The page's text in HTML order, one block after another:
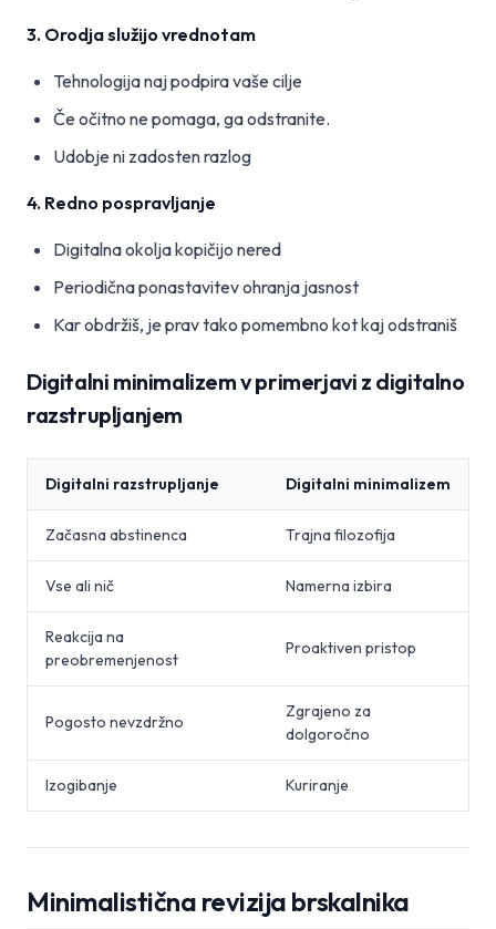
3. Orodja služijo vrednotam
Tehnologija naj podpira vaše cilje
Če očitno ne pomaga, ga odstranite.
Udobje ni zadosten razlog
4. Redno pospravljanje
Digitalna okolja kopičijo nered
Periodična ponastavitev ohranja jasnost
Kar obdržiš, je prav tako pomembno kot kaj odstraniš
Digitalni minimalizem v primerjavi z digitalno
razstrupljanjem
Digitalni razstrupljanje Digitalni minimalizem
Začasna abstinenca Trajna filozofija
Vse ali nič Namerna izbira
Reakcija na
preobremenjenost
Proaktiven pristop
Pogosto nevzdržno
Zgrajeno za
dolgoročno
Izogibanje Kuriranje
Minimalistična revizija brskalnika